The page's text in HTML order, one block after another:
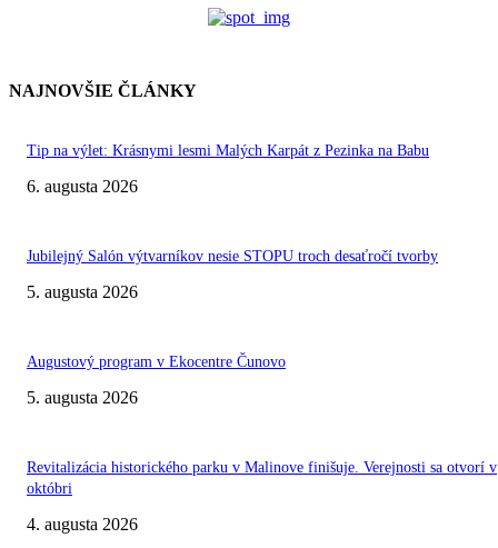
NAJNOVŠIE ČLÁNKY
Tip na výlet: Krásnymi lesmi Malých Karpát z Pezinka na Babu
6. augusta 2026
Jubilejný Salón výtvarníkov nesie STOPU troch desaťročí tvorby
5. augusta 2026
Augustový program v Ekocentre Čunovo
5. augusta 2026
Revitalizácia historického parku v Malinove finišuje. Verejnosti sa otvorí v
októbri
4. augusta 2026